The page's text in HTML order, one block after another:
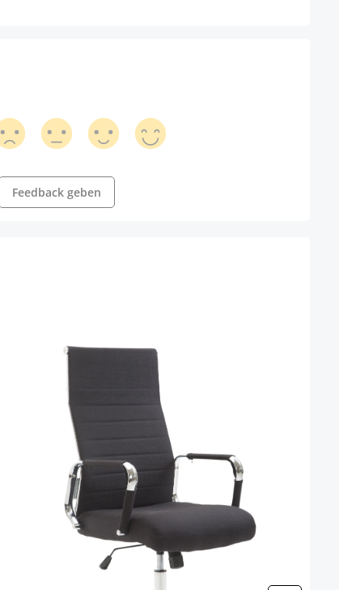
Feedback geben